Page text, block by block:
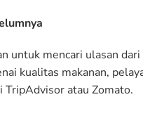
untuk mencari ulasan
kualitas makanan,
atau Zomato.